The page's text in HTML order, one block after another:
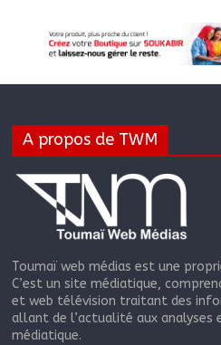
A propos de TWM
Toumaï web médias est une
C’est un site médiatique,
et web télévision traitant des
allant de l’actualité aux analyses
médiatique.